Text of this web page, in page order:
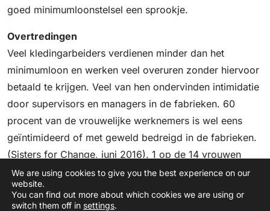
goed minimumloonstelsel een sprookje.
Overtredingen
Veel kledingarbeiders verdienen minder dan het
minimumloon en werken veel overuren zonder hiervoor
betaald te krijgen. Veel van hen ondervinden intimidatie
door supervisors en managers in de fabrieken. 60
procent van de vrouwelijke werknemers is wel eens
geïntimideerd of met geweld bedreigd in de fabrieken.
(Sisters for Change, juni 2016). 1 op de 14 vrouwen
heeft te maken gehad met fysiek geweld en 1 op de 7
vrouwen is gedwongen tot seks op de werkvloer.
We are using cookies to give you the best experience on our
website.
You can find out more about which cookies we are using or
switch them off in settings.